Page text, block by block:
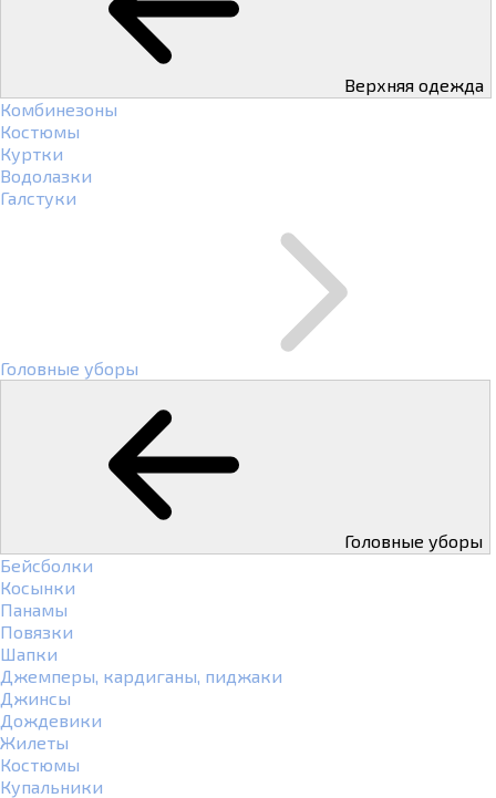
Верхняя одежда
Комбинезоны
Костюмы
Куртки
Водолазки
Галстуки
Головные уборы
Головные уборы
Бейсболки
Косынки
Панамы
Повязки
Шапки
Джемперы, кардиганы, пиджаки
Джинсы
Дождевики
Жилеты
Костюмы
Купальники